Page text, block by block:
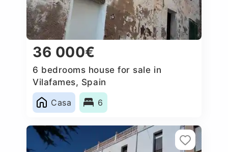
36 000€
6 bedrooms house for sale in
Vilafames, Spain
Casa
6